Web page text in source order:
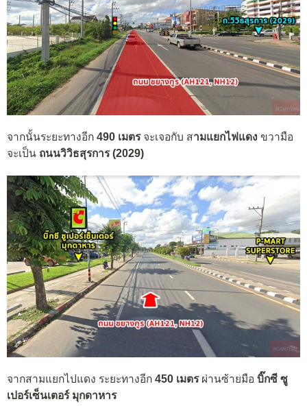
จากนั้นระยะทางอีก 490 เมตรจะเจอกับ สามแยกไฟแดง ขวามือ
จะเป็น ถนนวิวิธสุรการ (2029)
จากสามแยกไปแดง ระยะทางอีก 450 เมตรผ่านซ้ายมือ บิ๊กซี ซู
เปอร์เซ็นเตอร์ มุกดาหาร